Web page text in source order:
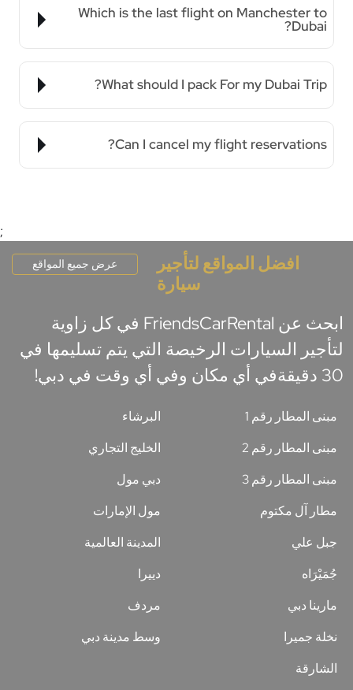
Which is the last flight on Manchester to
Dubai?
What should I pack For my Dubai Trip?
Can I cancel my flight reservations?
;
افضل المواقع لتأجير
سيارة
عرض جميع المواقع
ابحث عن FriendsCarRental في كل زاوية
لتأجير السيارات الرخيصة التي يتم تسليمها في
30 دقيقةفي أي مكان وفي أي وقت في دبي!
مبنى المطار رقم 1
مبنى المطار رقم 2
مبنى المطار رقم 3
مطار آل مكتوم
البرشاء
الخليج التجاري
دبي مول
مول الإمارات
جبل علي
جُمَيْرَاه
مارينا دبي
نخلة جميرا
المدينة العالمية
دييرا
مردف
وسط مدينة دبي
الشارقة